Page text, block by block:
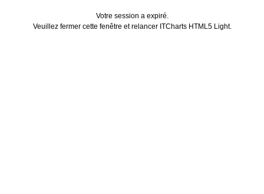
Votre session a expiré.
Veuillez fermer cette fenêtre et relancer ITCharts HTML5 Light.